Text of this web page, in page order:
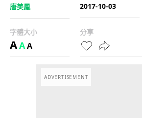
唐美鳳
2017-10-03
字體大小
AAA
分享
ADVERTISEMENT